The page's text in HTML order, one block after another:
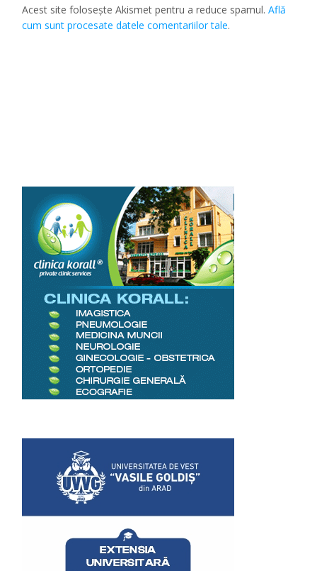
Acest site folosește Akismet pentru a reduce spamul.Află
cum sunt procesate datele comentariilor tale.